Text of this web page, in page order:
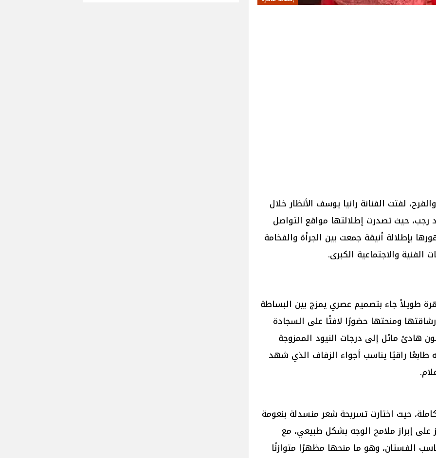
لفتت الفنانة رانيا يوسف الأنظار خلال
حيث تصدرت إطلالتها مواقع التواصل
بإطلالة أنيقة جمعت بين الجرأة والفخامة
والاجتماعية الكبرى.
طويلاً جاء بتصميم عصري يمزج بين البساطة
ومنحتها حضورًا لافتًا على السجادة
هادئ مائل إلى درجات النيود الممزوجة
راقيًا يناسب أجواء الزفاف الذي شهد
حيث اختارت تسريحة شعر منسدلة بنعومة
إبراز ملامح الوجه بشكل طبيعي، مع
الفستان، وهو ما منحها مظهرًا متوازنًا